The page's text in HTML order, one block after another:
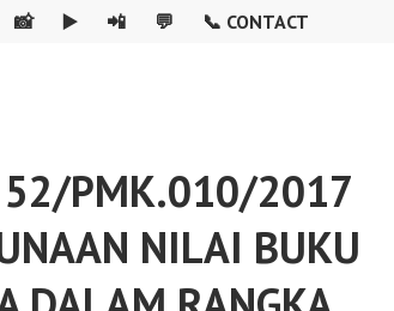
📸 ▶️ 📲 💬 📞 CONTACT
52/PMK.010/2017
NILAI BUKU